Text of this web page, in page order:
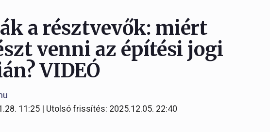
a résztvevők: miért
venni az építési jogi
VIDEÓ
11:25 | Utolsó frissítés: 2025.12.05. 22:40